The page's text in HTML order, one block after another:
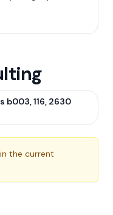
b003, 116, 2630
the current